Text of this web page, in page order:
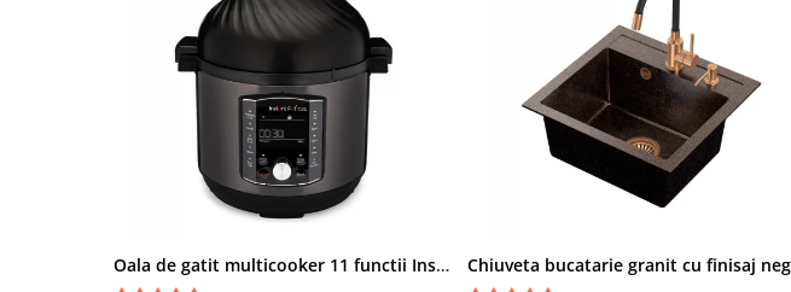
Oala de gatit multicooker 11 functii Instant Pot Pro Crisp 8 + Air Fryer 7.6 lt